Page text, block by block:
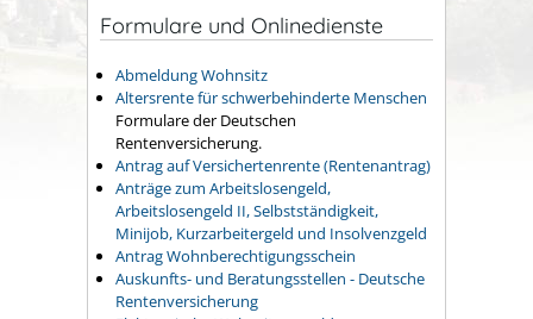
Formulare und Onlinedienste
Abmeldung Wohnsitz
Altersrente für schwerbehinderte Menschen
Formulare der Deutschen
Rentenversicherung.
Antrag auf Versichertenrente (Rentenantrag)
Anträge zum Arbeitslosengeld,
Arbeitslosengeld II, Selbstständigkeit,
Minijob, Kurzarbeitergeld und Insolvenzgeld
Antrag Wohnberechtigungsschein
Auskunfts- und Beratungsstellen - Deutsche
Rentenversicherung